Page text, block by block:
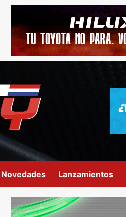
Novedades Lanzamientos